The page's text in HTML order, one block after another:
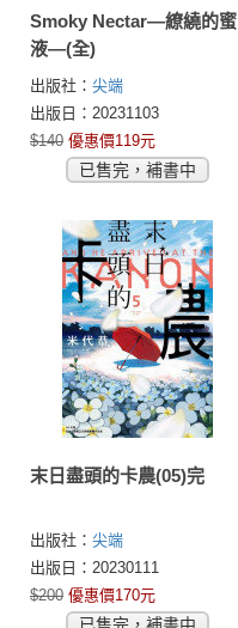
Smoky Nectar—繚繞的蜜
液—(全)
出版社： 尖端
出版日：20231103
$140 優惠價119元
已售完，補書中
末日盡頭的卡農(05)完
出版社： 尖端
出版日：20230111
$200 優惠價170元